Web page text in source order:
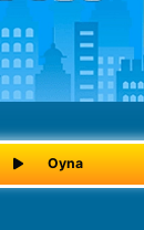
Oyna